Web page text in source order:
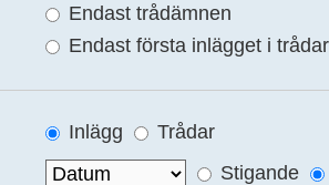
Endast trådämnen
Endast första inlägget i trådar
Inlägg
Trådar
Stigande